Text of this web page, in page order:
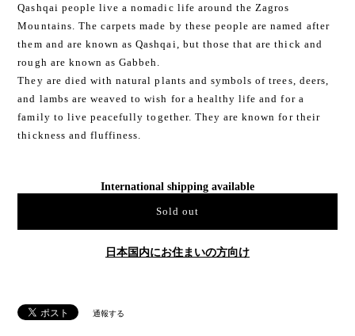
Qashqai people live a nomadic life around the Zagros
Mountains. The carpets made by these people are named after
them and are known as Qashqai, but those that are thick and
rough are known as Gabbeh.
They are died with natural plants and symbols of trees, deers,
and lambs are weaved to wish for a healthy life and for a
family to live peacefully together. They are known for their
thickness and fluffiness.
International shipping available
Sold out
日本国内にお住まいの方向け
通報する